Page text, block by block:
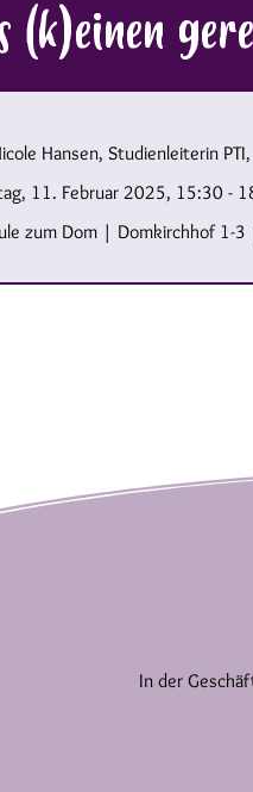
(k)einen
Hansen, Studienleiterin
11. Februar 2025, 15:30 -
zum Dom | Domkirchhof 1-
In der